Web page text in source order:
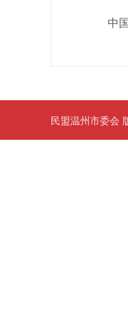
中国
民盟温州市委会